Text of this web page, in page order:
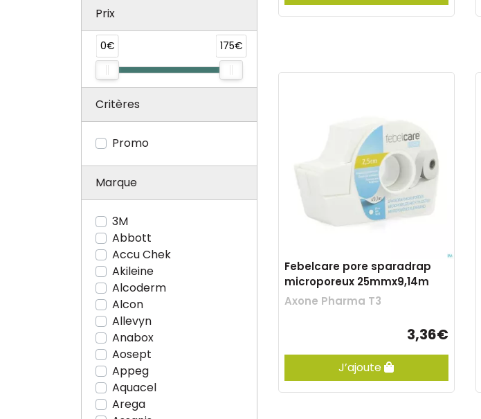
Prix
0€ 175€
Critères
Promo
Marque
3M
Abbott
Accu Chek
Akileine
Alcoderm
Alcon
Allevyn
Anabox
Aosept
Appeg
Aquacel
Arega
Febelcare pore sparadrap
microporeux 25mmx9,14m
Axone Pharma T3
3,36€
J’ajoute